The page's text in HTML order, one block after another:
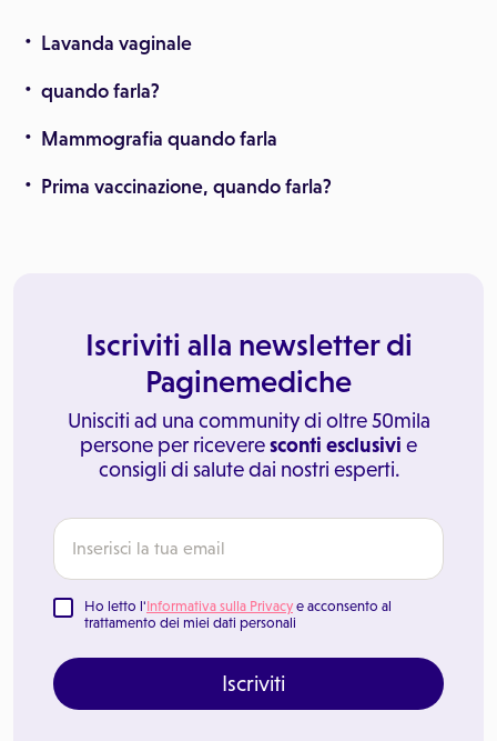
Lavanda vaginale
quando farla?
Mammografia quando farla
Prima vaccinazione, quando farla?
Iscriviti alla newsletter di
Paginemediche
Unisciti ad una community di oltre 50mila
persone per riceveresconti esclusivi e
consigli di salute dai nostri esperti.
Ho letto l'Informativa sulla Privacy e acconsento al
trattamento dei miei dati personali
Iscriviti